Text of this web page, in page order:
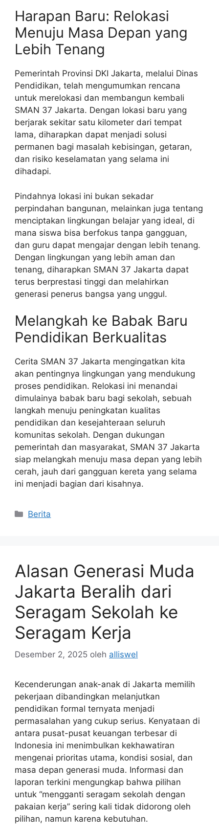
Harapan Baru: Relokasi
Menuju Masa Depan yang
Lebih Tenang
Pemerintah Provinsi DKI Jakarta, melalui Dinas
Pendidikan, telah mengumumkan rencana
untuk merelokasi dan membangun kembali
SMAN 37 Jakarta. Dengan lokasi baru yang
berjarak sekitar satu kilometer dari tempat
lama, diharapkan dapat menjadi solusi
permanen bagi masalah kebisingan, getaran,
dan risiko keselamatan yang selama ini
dihadapi.
Pindahnya lokasi ini bukan sekadar
perpindahan bangunan, melainkan juga tentang
menciptakan lingkungan belajar yang ideal, di
mana siswa bisa berfokus tanpa gangguan,
dan guru dapat mengajar dengan lebih tenang.
Dengan lingkungan yang lebih aman dan
tenang, diharapkan SMAN 37 Jakarta dapat
terus berprestasi tinggi dan melahirkan
generasi penerus bangsa yang unggul.
Melangkah ke Babak Baru
Pendidikan Berkualitas
Cerita SMAN 37 Jakarta mengingatkan kita
akan pentingnya lingkungan yang mendukung
proses pendidikan. Relokasi ini menandai
dimulainya babak baru bagi sekolah, sebuah
langkah menuju peningkatan kualitas
pendidikan dan kesejahteraan seluruh
komunitas sekolah. Dengan dukungan
pemerintah dan masyarakat, SMAN 37 Jakarta
siap melangkah menuju masa depan yang lebih
cerah, jauh dari gangguan kereta yang selama
ini menjadi bagian dari kisahnya.
Kategori
Berita
Alasan Generasi Muda
Jakarta Beralih dari
Seragam Sekolah ke
Seragam Kerja
Desember 2, 2025 oleh alliswel
Kecenderungan anak-anak di Jakarta memilih
pekerjaan dibandingkan melanjutkan
pendidikan formal ternyata menjadi
permasalahan yang cukup serius. Kenyataan di
antara pusat-pusat keuangan terbesar di
Indonesia ini menimbulkan kekhawatiran
mengenai prioritas utama, kondisi sosial, dan
masa depan generasi muda. Informasi dan
laporan terkini mengungkap bahwa pilihan
untuk “mengganti seragam sekolah dengan
pakaian kerja” sering kali tidak didorong oleh
pilihan, namun karena kebutuhan.